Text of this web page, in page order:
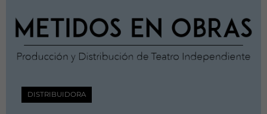
DISTRIBUIDORA